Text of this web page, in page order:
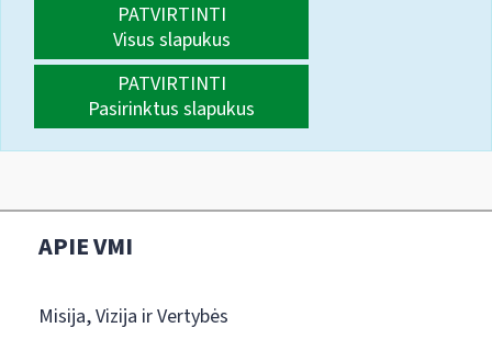
PATVIRTINTI
Visus slapukus
PATVIRTINTI
Pasirinktus slapukus
APIE VMI
Misija, Vizija ir Vertybės